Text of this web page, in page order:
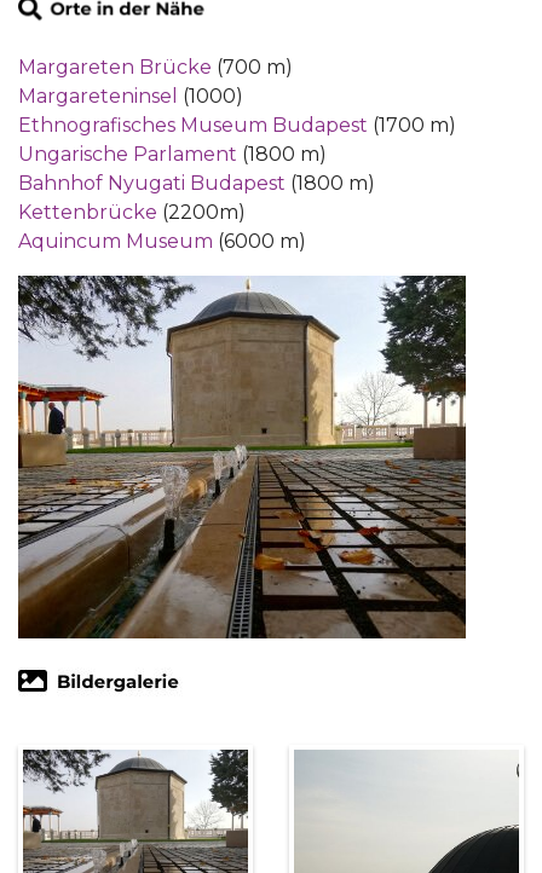
Margareten Brücke (700 m)
Margareteninsel (1000)
Ethnografisches Museum Budapest (1700 m)
Ungarische Parlament (1800 m)
Bahnhof Nyugati Budapest (1800 m)
Kettenbrücke (2200m)
Aquincum Museum (6000 m)